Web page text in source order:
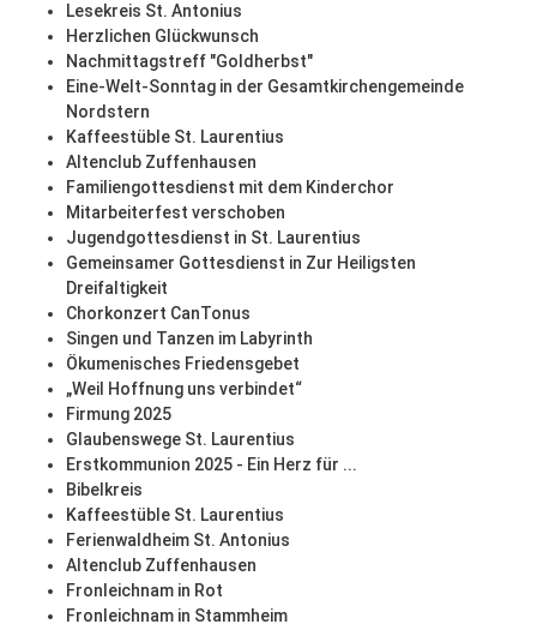
Lesekreis St. Antonius
Herzlichen Glückwunsch
Nachmittagstreff "Goldherbst"
Eine-Welt-Sonntag in der Gesamtkirchengemeinde
Nordstern
Kaffeestüble St. Laurentius
Altenclub Zuffenhausen
Familiengottesdienst mit dem Kinderchor
Mitarbeiterfest verschoben
Jugendgottesdienst in St. Laurentius
Gemeinsamer Gottesdienst in Zur Heiligsten
Dreifaltigkeit
Chorkonzert CanTonus
Singen und Tanzen im Labyrinth
Ökumenisches Friedensgebet
„Weil Hoffnung uns verbindet“
Firmung 2025
Glaubenswege St. Laurentius
Erstkommunion 2025 - Ein Herz für ...
Bibelkreis
Kaffeestüble St. Laurentius
Ferienwaldheim St. Antonius
Altenclub Zuffenhausen
Fronleichnam in Rot
Fronleichnam in Stammheim